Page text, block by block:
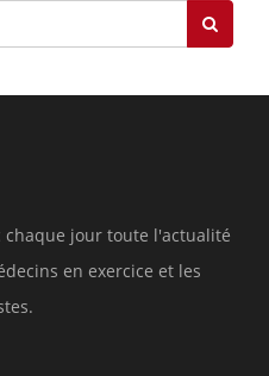
chaque jour toute l'actualité
en exercice et les